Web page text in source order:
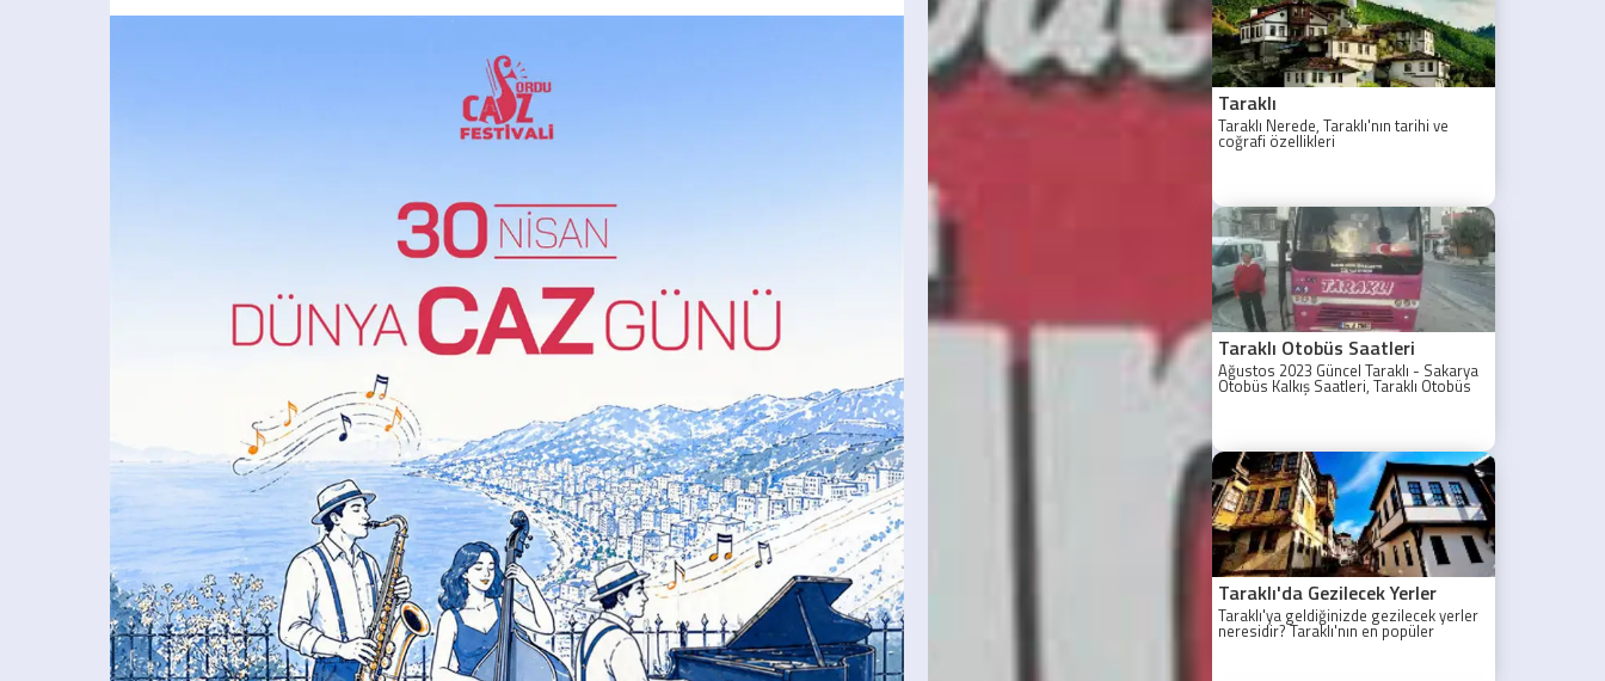
ailelerinin
mutluluğuna
ortak oldu.
Taraklı
Taraklı Nerede, Taraklı'nın tarihi ve
coğrafi özellikleri
Taraklı Otobüs Saatleri
Ağustos 2023 Güncel Taraklı - Sakarya
Otobüs Kalkış Saatleri, Taraklı Otobüs
Saatler 2021, Taraklı Otobüs Tarifesi,
zaman? Sakarya Taraklı İlk Otobüs Ne
Zaman, Sakarya Taraklı Otobüs Saatleri,
Taraklı Koop Otobüs Saatleri
Taraklı'da Gezilecek Yerler
Taraklı'ya geldiğinizde gezilecek yerler
neresidir? Taraklı'nın en popüler
gezilecek yerleri yazımızda.